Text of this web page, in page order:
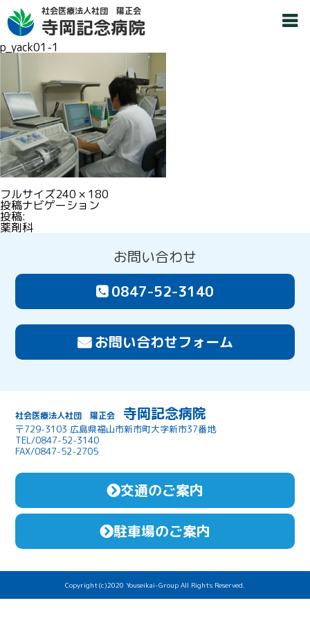
社会医療法人社団 陽正会
寺岡記念病院
p_yack01-1
フルサイズ240 × 180
投稿ナビゲーション
投稿:
薬剤科
お問い合わせ
0847-52-3140
お問い合わせフォーム
社会医療法人社団 陽正会 寺岡記念病院
〒729-3103 広島県福山市新市町大字新市37番地
TEL/0847-52-3140
FAX/0847-52-2705
交通のご案内
駐車場のご案内
Copyright(c)2020 Youseikai-Group All Rights Reserved.